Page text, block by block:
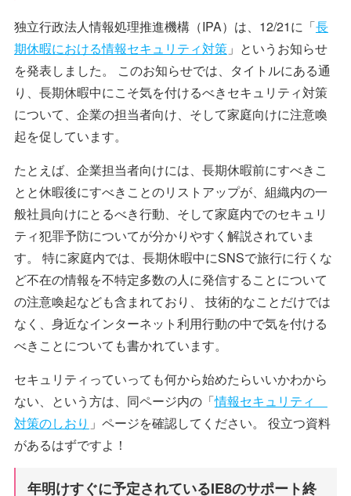
独立行政法人情報処理推進機構（IPA）は、12/21に「長
期休暇における情報セキュリティ対策」というお知らせ
を発表しました。 このお知らせでは、タイトルにある通
り、長期休暇中にこそ気を付けるべきセキュリティ対策
について、企業の担当者向け、そして家庭向けに注意喚
起を促しています。
たとえば、企業担当者向けには、長期休暇前にすべきこ
とと休暇後にすべきことのリストアップが、組織内の一
般社員向けにとるべき行動、そして家庭内でのセキュリ
ティ犯罪予防についてが分かりやすく解説されていま
す。 特に家庭内では、長期休暇中にSNSで旅行に行くな
ど不在の情報を不特定多数の人に発信することについて
の注意喚起なども含まれており、 技術的なことだけでは
なく、身近なインターネット利用行動の中で気を付ける
べきことについても書かれています。
セキュリティっていっても何から始めたらいいかわから
ない、という方は、同ページ内の「情報セキュリティ
対策のしおり 」ページを確認してください。 役立つ資料
があるはずですよ！
年明けすぐに予定されているIE8のサポート終